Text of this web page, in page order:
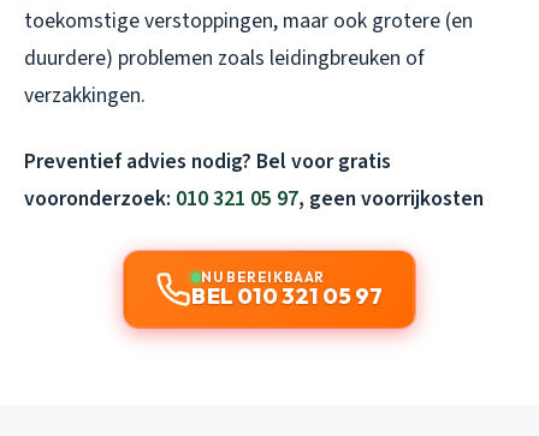
toekomstige verstoppingen, maar ook grotere (en
duurdere) problemen zoals leidingbreuken of
verzakkingen.
Preventief advies nodig? Bel voor gratis
vooronderzoek: 010 321 05 97, geen voorrijkosten
NU BEREIKBAAR
BEL 010 321 05 97